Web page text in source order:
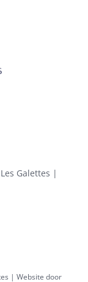
Galettes |
| Website door